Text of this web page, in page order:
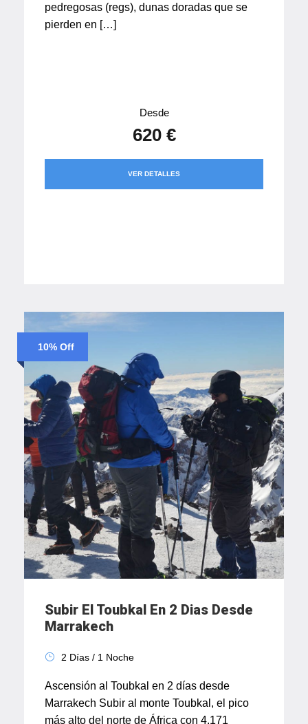
pedregosas (regs), dunas doradas que se
pierden en […]
Desde
620 €
VER DETALLES
10% Off
Subir El Toubkal En 2 Dias Desde
Marrakech
2 Días / 1 Noche
Ascensión al Toubkal en 2 días desde
Marrakech Subir al monte Toubkal, el pico
más alto del norte de África con 4.171